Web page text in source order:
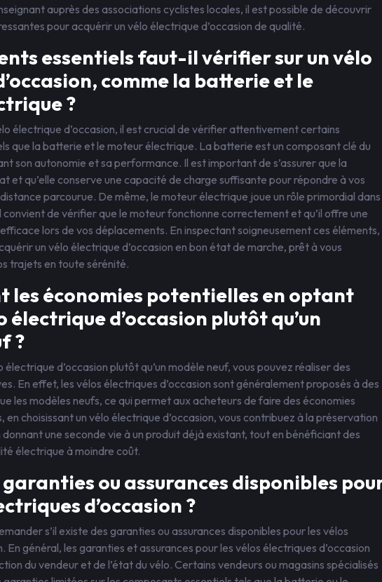
auprès des associations cyclistes locales, il est possible de découvrir
pour acquérir un vélo électrique d’occasion de qualité.
essentiels faut-il vérifier sur un vélo
comme la batterie et le
?
électrique d’occasion, il est crucial de vérifier attentivement certains
que la batterie et le moteur électrique. La batterie est un composant clé du
son autonomie et sa performance. Il est important de s’assurer que la
et qu’elle conserve une capacité de charge suffisante pour répondre à vos
parcourue. De même, le moteur électrique joue un rôle primordial dans
convient de vérifier que le moteur fonctionne correctement et qu’il offre une
lors de vos déplacements. En inspectant soigneusement ces éléments,
un vélo électrique d’occasion en bon état de marche, prêt à vous
trajets en toute sérénité.
les économies potentielles en optant
électrique d’occasion plutôt qu’un
?
électrique d’occasion plutôt qu’un modèle neuf, vous pouvez réaliser des
En effet, les vélos électriques d’occasion sont généralement proposés à des
les modèles neufs, ce qui permet aux acheteurs de faire des économies
en choisissant un vélo électrique d’occasion, vous contribuez à la préservation
donnant une seconde vie à un produit déjà existant, tout en bénéficiant des
électrique à moindre coût.
ou assurances disponibles
d’occasion ?
s’il existe des garanties ou assurances disponibles pour les vélos
En général, les garanties et assurances pour les vélos électriques d’occasion
du vendeur et de l’état du vélo. Certains vendeurs ou magasins spécialisés